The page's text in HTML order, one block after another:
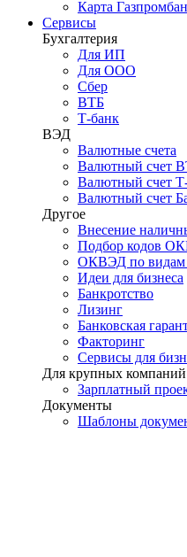
Карта
Сервисы
Бухгалтерия
Для ИП
Для ООО
Сбер
ВТБ
Т-банк
ВЭД
Валютные счета
Валютный счет
Валютный счет
Валютный счет
Другое
Внесение
Подбор кодов
ОКВЭД по видам
Идеи для бизнеса
Банкротство
Лизинг
Банковская
Факторинг
Сервисы для
Для крупных компаний
Зарплатный
Документы
Шаблоны